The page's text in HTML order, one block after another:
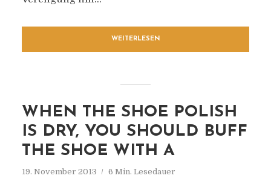
WEITERLESEN
WHEN THE SHOE POLISH
IS DRY, YOU SHOULD BUFF
THE SHOE WITH A
19. November 2013 6 Min. Lesedauer